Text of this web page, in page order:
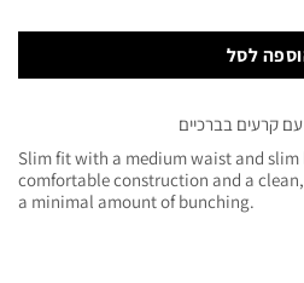
לסל
עם קרעים בברכיים
Slim fit with a medium waist and slim
comfortable construction and a
a minimal amount of bunching.